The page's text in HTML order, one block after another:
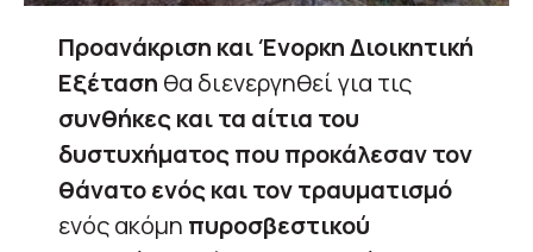
Προανάκριση και Ένορκη Διοικητική
Εξέταση θα διενεργηθεί για τις
συνθήκες και τα αίτια του
δυστυχήματος που προκάλεσαν τον
θάνατο ενός και τον τραυματισμό
ενός ακόμη πυροσβεστικού